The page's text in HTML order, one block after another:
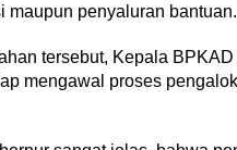
maupun penyaluran bantuan.
tersebut, Kepala
mengawal proses